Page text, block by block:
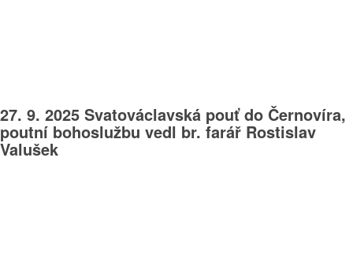
27. 9. 2025 Svatováclavská pouť do Černovíra,
poutní bohoslužbu vedl br. farář Rostislav
Valušek